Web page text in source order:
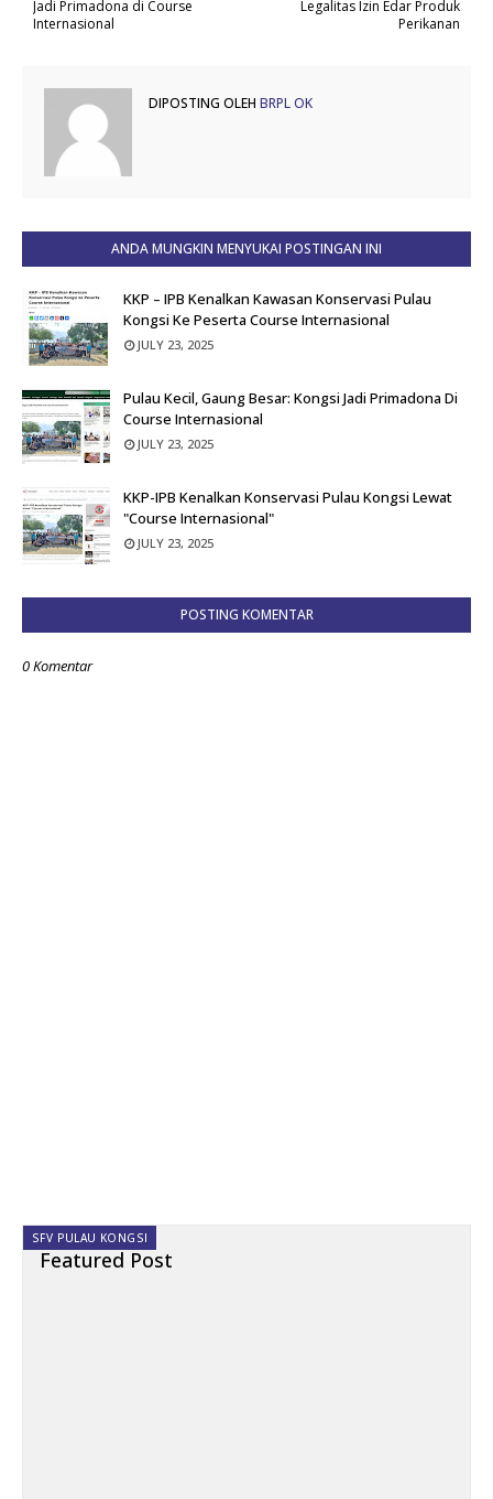
Legalitas Izin Edar Produk
Perikanan
Jadi Primadona di Course
Internasional
DIPOSTING OLEH BRPL OK
ANDA MUNGKIN MENYUKAI POSTINGAN INI
KKP – IPB Kenalkan Kawasan Konservasi Pulau
Kongsi Ke Peserta Course Internasional
JULY 23, 2025
Pulau Kecil, Gaung Besar: Kongsi Jadi Primadona Di
Course Internasional
JULY 23, 2025
KKP-IPB Kenalkan Konservasi Pulau Kongsi Lewat
"Course Internasional"
JULY 23, 2025
POSTING KOMENTAR
0 Komentar
Featured Post
SFV PULAU KONGSI